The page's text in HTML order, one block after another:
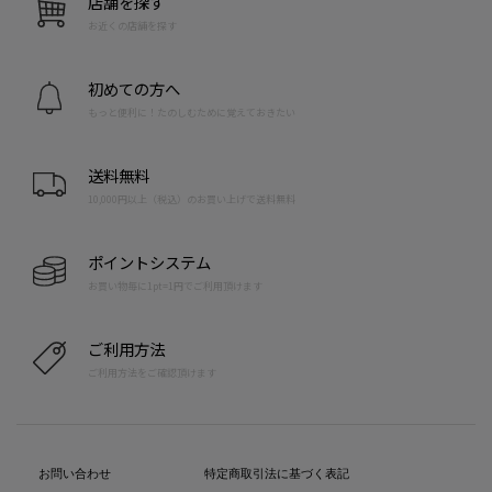
お近くの店舗を探す
初めての方へ
もっと便利に！たのしむために覚えておきたい
送料無料
10,000円以上（税込）のお買い上げで送料無料
ポイントシステム
お買い物毎に1pt=1円でご利用頂けます
ご利用方法
ご利用方法をご確認頂けます
お問い合わせ 特定商取引法に基づく表記